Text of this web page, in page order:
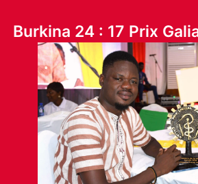
Burkina 24 : 17 Prix